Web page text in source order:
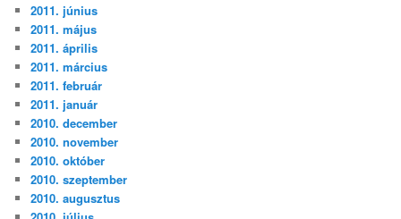
2011. június
2011. május
2011. április
2011. március
2011. február
2011. január
2010. december
2010. november
2010. október
2010. szeptember
2010. augusztus